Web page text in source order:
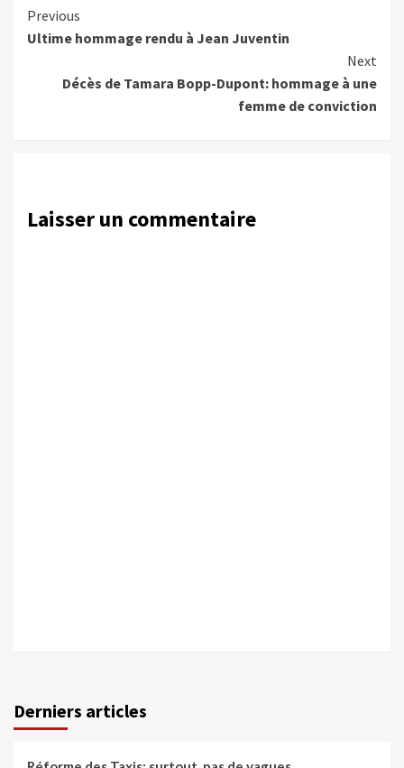
Continue
Reading
Previous
Ultime hommage rendu à Jean Juventin
Next
Décès de Tamara Bopp-Dupont: hommage à une
femme de conviction
Laisser un commentaire
Derniers articles